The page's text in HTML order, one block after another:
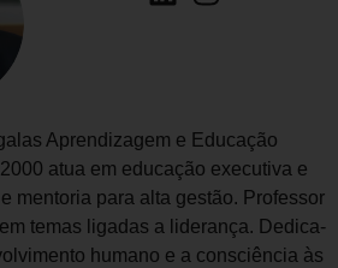
Aprendizagem e Educação
atua em educação executiva e
mentoria para alta gestão. Professor
temas ligadas a liderança. Dedica-
humano e a consciência às